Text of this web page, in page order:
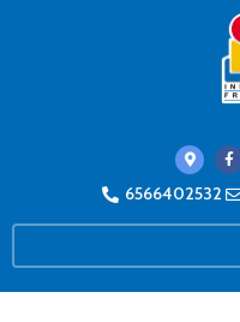
6566402532